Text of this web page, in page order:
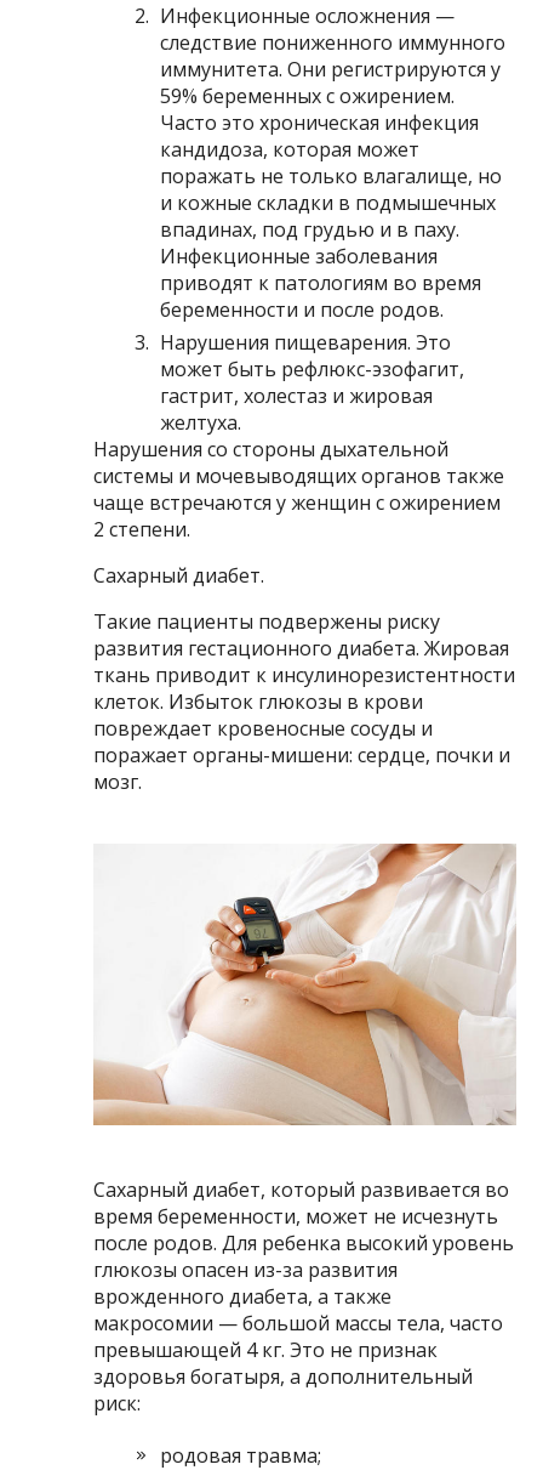
Инфекционные осложнения —
следствие пониженного иммунного
иммунитета. Они регистрируются у
59% беременных с ожирением.
Часто это хроническая инфекция
кандидоза, которая может
поражать не только влагалище, но
и кожные складки в подмышечных
впадинах, под грудью и в паху.
Инфекционные заболевания
приводят к патологиям во время
беременности и после родов.
Нарушения пищеварения. Это
может быть рефлюкс-эзофагит,
гастрит, холестаз и жировая
желтуха.
Нарушения со стороны дыхательной
системы и мочевыводящих органов также
чаще встречаются у женщин с ожирением
2 степени.
Сахарный диабет.
Такие пациенты подвержены риску
развития гестационного диабета. Жировая
ткань приводит к инсулинорезистентности
клеток. Избыток глюкозы в крови
повреждает кровеносные сосуды и
поражает органы-мишени: сердце, почки и
мозг.
Сахарный диабет, который развивается во
время беременности, может не исчезнуть
после родов. Для ребенка высокий уровень
глюкозы опасен из-за развития
врожденного диабета, а также
макросомии — большой массы тела, часто
превышающей 4 кг. Это не признак
здоровья богатыря, а дополнительный
риск:
родовая травма;